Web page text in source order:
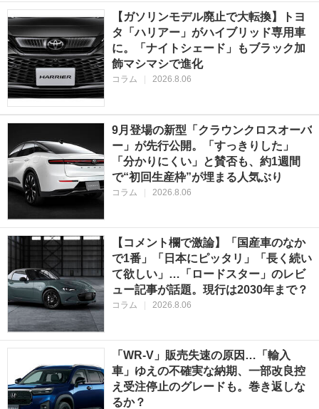
【ガソリンモデル廃止で大転換】トヨ
タ「ハリアー」がハイブリッド専用車
に。「ナイトシェード」もブラック加
飾マシマシで進化
コラム 2026.8.06
9月登場の新型「クラウンクロスオーバ
ー」が先行公開。「すっきりした」
「分かりにくい」と賛否も、約1週間
で“初回生産枠”が埋まる人気ぶり
コラム 2026.8.06
【コメント欄で激論】「国産車のなか
で1番」「日本にピッタリ」「長く続い
て欲しい」…「ロードスター」のレビ
ュー記事が話題。現行は2030年まで？
コラム | 2026.8.06
「WR-V」販売失速の原因…「輸入
車」ゆえの不確実な納期、一部改良控
え受注停止のグレードも。巻き返しな
るか？